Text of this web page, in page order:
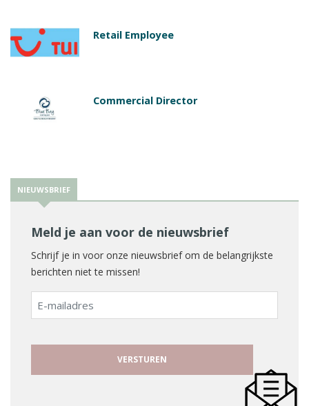
Retail Employee
Commercial Director
NIEUWSBRIEF
Meld je aan voor de nieuwsbrief
Schrijf je in voor onze nieuwsbrief om de belangrijkste
berichten niet te missen!
E-
mailadres